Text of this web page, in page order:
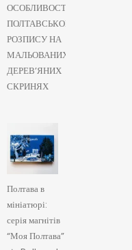
ОСОБЛИВОСТЕЙ
ПОЛТАВСЬКОГО
РОЗПИСУ НА
МАЛЬОВАНИХ
ДЕРЕВ’ЯНИХ
СКРИНЯХ
Полтава в
мініатюрі:
серія магнітів
“Моя Полтава”